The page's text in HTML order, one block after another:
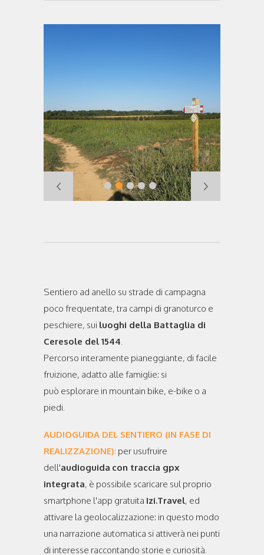
Sentiero ad anello su strade di campagna
poco frequentate, tra campi di granoturco e
peschiere, sui luoghi della Battaglia di
Ceresole del 1544.
Percorso interamente pianeggiante, di facile
fruizione, adatto alle famiglie: si
può esplorare in mountain bike, e-bike o a
piedi.
AUDIOGUIDA DEL SENTIERO (IN FASE DI
REALIZZAZIONE): per usufruire
dell'audioguida con traccia gpx
integrata, è possibile scaricare sul proprio
smartphone l'app gratuita Izi.Travel, ed
attivare la geolocalizzazione: in questo modo
una narrazione automatica si attiverà nei punti
di interesse raccontando storie e curiosità.